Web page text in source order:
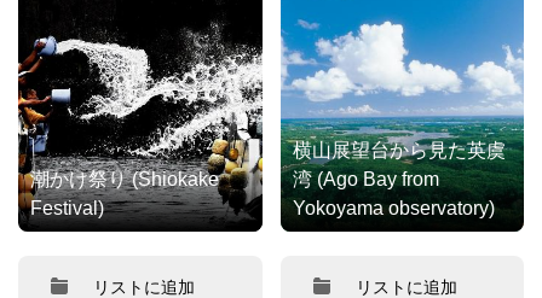
潮かけ祭り (Shiokake
Festival)
リストに追加
横山展望台から見た英虞
湾 (Ago Bay from
Yokoyama observatory)
リストに追加